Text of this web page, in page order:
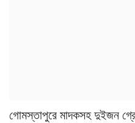
গোমস্তাপুরে মাদকসহ দুইজন